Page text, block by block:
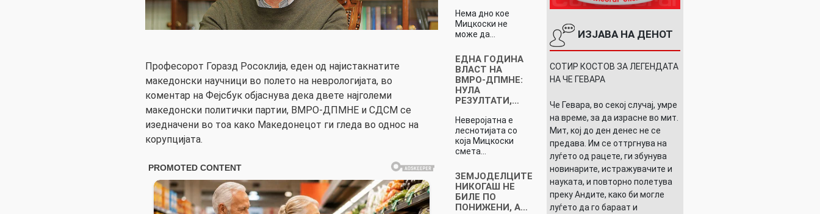
Професорот Горазд Росоклија, еден од најистакнатите
македонски научници во полето на неврологијата, во
коментар на Фејсбук објаснува дека двете најголеми
македонски политички партии, ВМРО-ДПМНЕ и СДСМ се
изедначени во тоа како Македонецот ги гледа во однос на
корупцијата.
Нема дно кое
Мицкоски не
може да…
ЕДНА ГОДИНА
ВЛАСТ НА
ВМРО-ДПМНЕ:
НУЛА
РЕЗУЛТАТИ,…
Неверојатна е
леснотијата со
која Мицкоски
смета…
ЗЕМЈОДЕЛЦИТЕ
НИКОГАШ НЕ
БИЛЕ ПО
ПОНИЖЕНИ, А…
ИЗЈАВА НА ДЕНОТ
СОТИР КОСТОВ ЗА ЛЕГЕНДАТА
НА ЧЕ ГЕВАРА
Че Гевара, во секој случај, умре
на време, за да израсне во мит.
Мит, кој до ден денес не се
предава. Им се оттргнува на
луѓето од рацете, ги збунува
новинарите, истражувачите и
науката, и повторно полетува
преку Андите, како би могле
луѓето да го бараат и